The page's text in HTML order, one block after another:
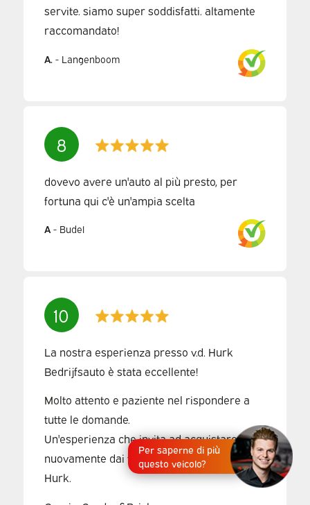
Per saperne di più
questo veicolo?
servite. siamo super soddisfatti. altamente
raccomandato!
A. - Langenboom
8
dovevo avere un'auto al più presto, per
fortuna qui c'è un'ampia scelta
A- Budel
10
La nostra esperienza presso v.d. Hurk
Bedrijfsauto è stata eccellente!
Molto attento e paziente nel rispondere a
tutte le domande.
Un'esperienza che invita ad acquistare
nuovamente dai veicoli commerciali vd
Hurk.